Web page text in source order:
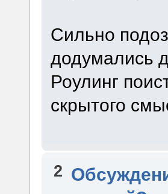
Сильно
додумались
Роулинг
скрытого
2